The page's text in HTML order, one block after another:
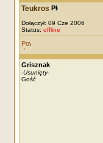
Teukros
Dołączył: 09 Cze 2006
Status: offline
Grisznak
-Usunięty-
Gość